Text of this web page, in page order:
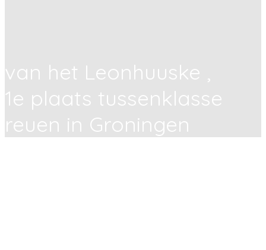
van het Leonhuuske ,
1e plaats tussenklasse
reuen in Groningen